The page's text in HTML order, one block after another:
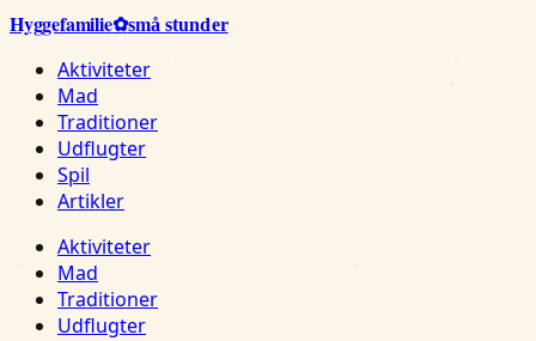
Hyggefamilie✿små stunder
Aktiviteter
Mad
Traditioner
Udflugter
Spil
Artikler
Aktiviteter
Mad
Traditioner
Udflugter